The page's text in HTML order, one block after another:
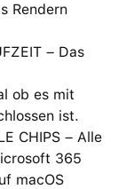
Rendern
– Das
ob es mit
ist.
CHIPS – Alle
365
macOS